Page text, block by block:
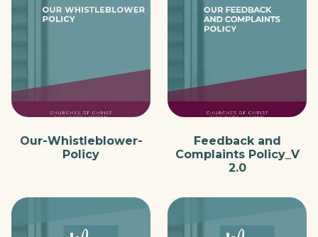
Our-Whistleblower-
Policy
Feedback and
Complaints Policy_V
2.0